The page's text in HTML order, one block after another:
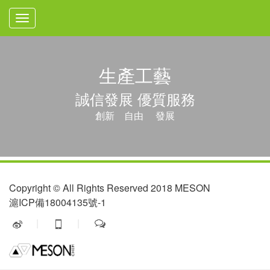
Toggle
navigation
生產工藝
誠信發展 優質服務
創新 自由 發展
Copyright © All Rights Reserved 2018 MESON
滬ICP備18004135號-1